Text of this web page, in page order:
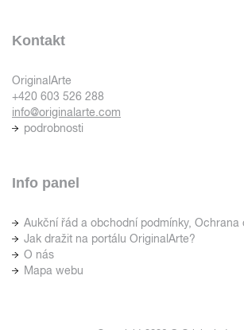
Kontakt
OriginalArte
+420 603 526 288
info@originalarte.com
podrobnosti
Info panel
Aukční řád a obchodní podmínky, Ochrana
Jak dražit na portálu OriginalArte?
O nás
Mapa webu